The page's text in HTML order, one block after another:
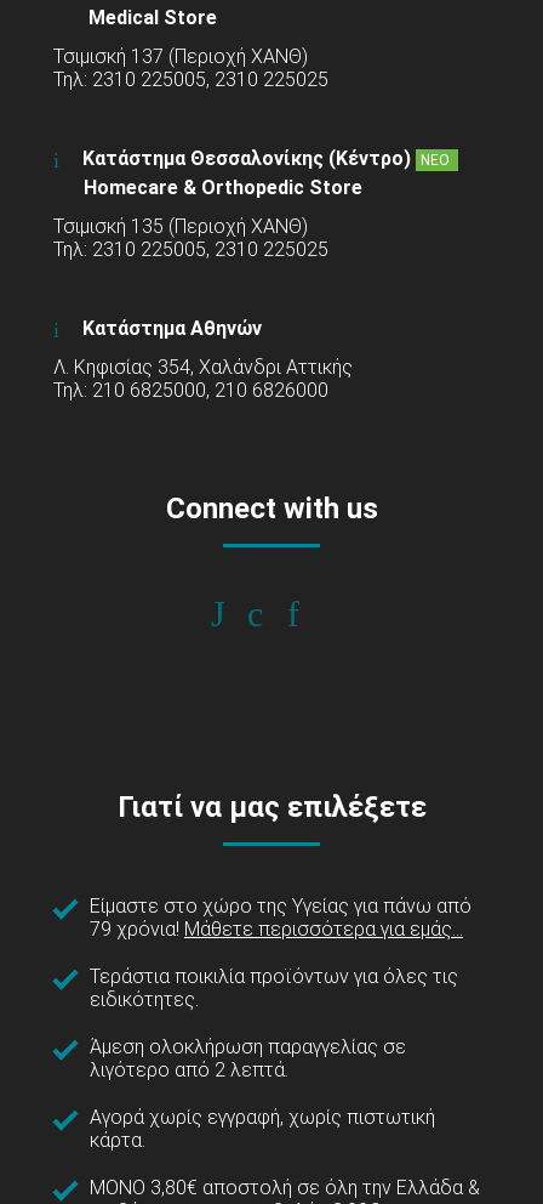
Medical Store
Τσιμισκή 137 (Περιοχή ΧΑΝΘ)
Τηλ: 2310 225005, 2310 225025
Κατάστημα Θεσσαλονίκης (Κέντρο) ΝΕΟ
Homecare & Orthopedic Store
Τσιμισκή 135 (Περιοχή ΧΑΝΘ)
Τηλ: 2310 225005, 2310 225025
Κατάστημα Αθηνών
Λ. Κηφισίας 354, Χαλάνδρι Αττικής
Τηλ: 210 6825000, 210 6826000
Connect with us
Γιατί να μας επιλέξετε
Είμαστε στο χώρο της Υγείας για πάνω από
79 χρόνια! Μάθετε περισσότερα για εμάς...
Τεράστια ποικιλία προϊόντων για όλες τις
ειδικότητες.
Άμεση ολοκλήρωση παραγγελίας σε
λιγότερο από 2 λεπτά.
Αγορά χωρίς εγγραφή, χωρίς πιστωτική
κάρτα.
ΜΟΝΟ 3,80€ αποστολή σε όλη την Ελλάδα &